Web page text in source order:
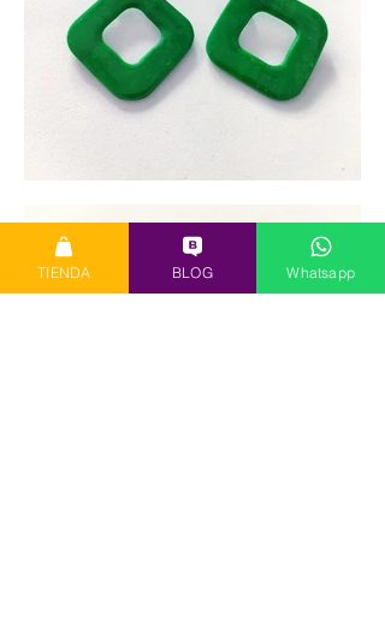
TIENDA BLOG Whatsapp